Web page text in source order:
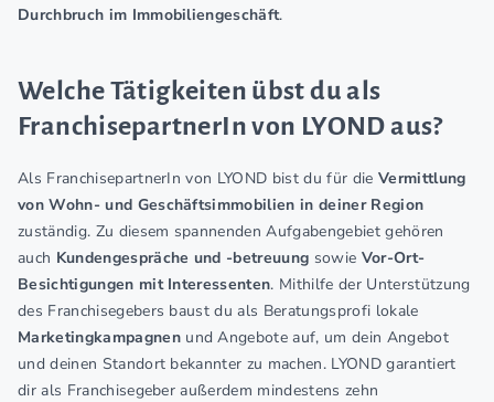
Durchbruch im Immobiliengeschäft.
Welche Tätigkeiten übst du als
FranchisepartnerIn von LYOND aus?
Als FranchisepartnerIn von LYOND bist du für die Vermittlung
von Wohn- und Geschäftsimmobilien in deiner Region
zuständig. Zu diesem spannenden Aufgabengebiet gehören
auch Kundengespräche und -betreuung sowie Vor-Ort-
Besichtigungen mit Interessenten. Mithilfe der Unterstützung
des Franchisegebers baust du als Beratungsprofi lokale
Marketingkampagnenund Angebote auf, um dein Angebot
und deinen Standort bekannter zu machen. LYOND garantiert
dir als Franchisegeber außerdem mindestens zehn